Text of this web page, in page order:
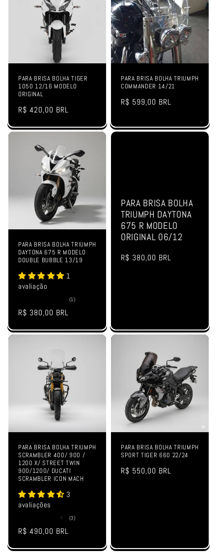
PARA BRISA BOLHA TIGER
1050 12/16 MODELO
ORIGINAL
Preço
R$ 420,00 BRL
PARA BRISA BOLHA TRIUMPH
COMMANDER 14/21
Preço
R$ 599,00 BRL
PARA BRISA BOLHA TRIUMPH
DAYTONA 675 R MODELO
DOUBLE BUBBLE 13/19
1
avaliação
(1)1
Preço
R$ 380,00 BRL
PARA BRISA BOLHA
TRIUMPH DAYTONA
675 R MODELO
ORIGINAL 06/12
Preço
R$ 380,00 BRL
PARA BRISA BOLHA TRIUMPH
SCRAMBLER 400/ 900 /
1200 X/ STREET TWIN
900/1200/ DUCATI
SCRAMBLER ICON MACH
3
avaliações
(3)3
Preço
R$ 490,00 BRL
PARA BRISA BOLHA TRIUMPH
SPORT TIGER 660 22/24
Preço
R$ 550,00 BRL